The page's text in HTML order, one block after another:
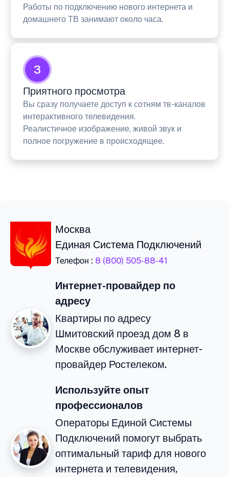
Работы по подключению нового интернета и
домашнего ТВ занимают около часа.
3
Приятного просмотра
Вы сразу получаете доступ к сотням тв-каналов
интерактивного телевидения.
Реалистичное изображение, живой звук и
полное погружение в происходящее.
Москва
Единая Система Подключений
Телефон : 8 (800) 505-88-41
Интернет-провайдер по
адресу
Квартиры по адресу
Шмитовский проезд дом 8 в
Москве обслуживает интернет-
провайдер Ростелеком.
Используйте опыт
профессионалов
Операторы Единой Системы
Подключений помогут выбрать
оптимальный тариф для нового
интернета и телевидения,